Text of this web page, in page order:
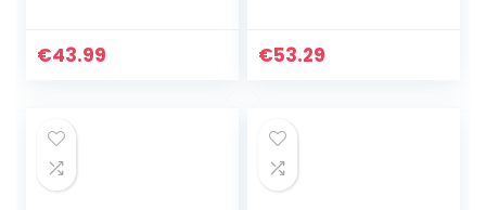
230cm”)
€43.99
bankhoes gebruikt
€53.29